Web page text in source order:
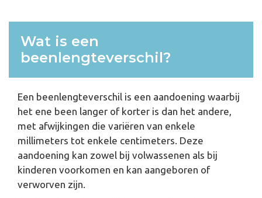
Wat is een
beenlengteverschil?
Een beenlengteverschil is een aandoening waarbij
het ene been langer of korter is dan het andere,
met afwijkingen die variëren van enkele
millimeters tot enkele centimeters. Deze
aandoening kan zowel bij volwassenen als bij
kinderen voorkomen en kan aangeboren of
verworven zijn.